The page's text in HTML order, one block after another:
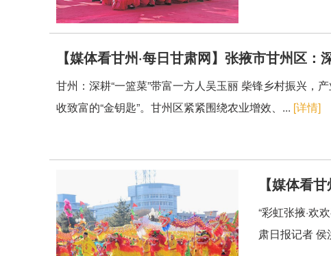
【媒体看甘州·每日甘肃网】张掖市甘州区：
甘州：深耕“一篮菜”带富一方人吴玉丽 柴锋乡村振兴，
收致富的“金钥匙”。甘州区紧紧围绕农业增效、... [详情]
【媒体看
“彩虹张掖·欢
肃日报记者 侯